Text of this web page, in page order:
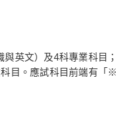
英文）及4科專業科目
目。應試科目前端有